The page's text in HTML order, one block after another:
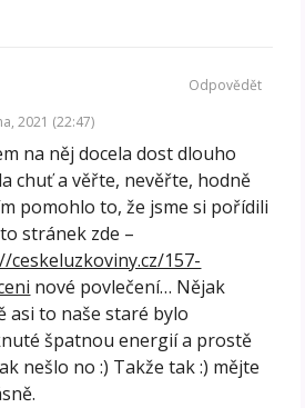
2021 (22:47)
na něj docela dost dlouho
chuť a věřte, nevěřte, hodně
pomohlo to, že jsme si pořídili
stránek zde –
ceskeluzkoviny.cz/157-
nové povlečení… Nějak
asi to naše staré bylo
špatnou energií a prostě
nešlo no :) Takže tak :) mějte
Odpovědět